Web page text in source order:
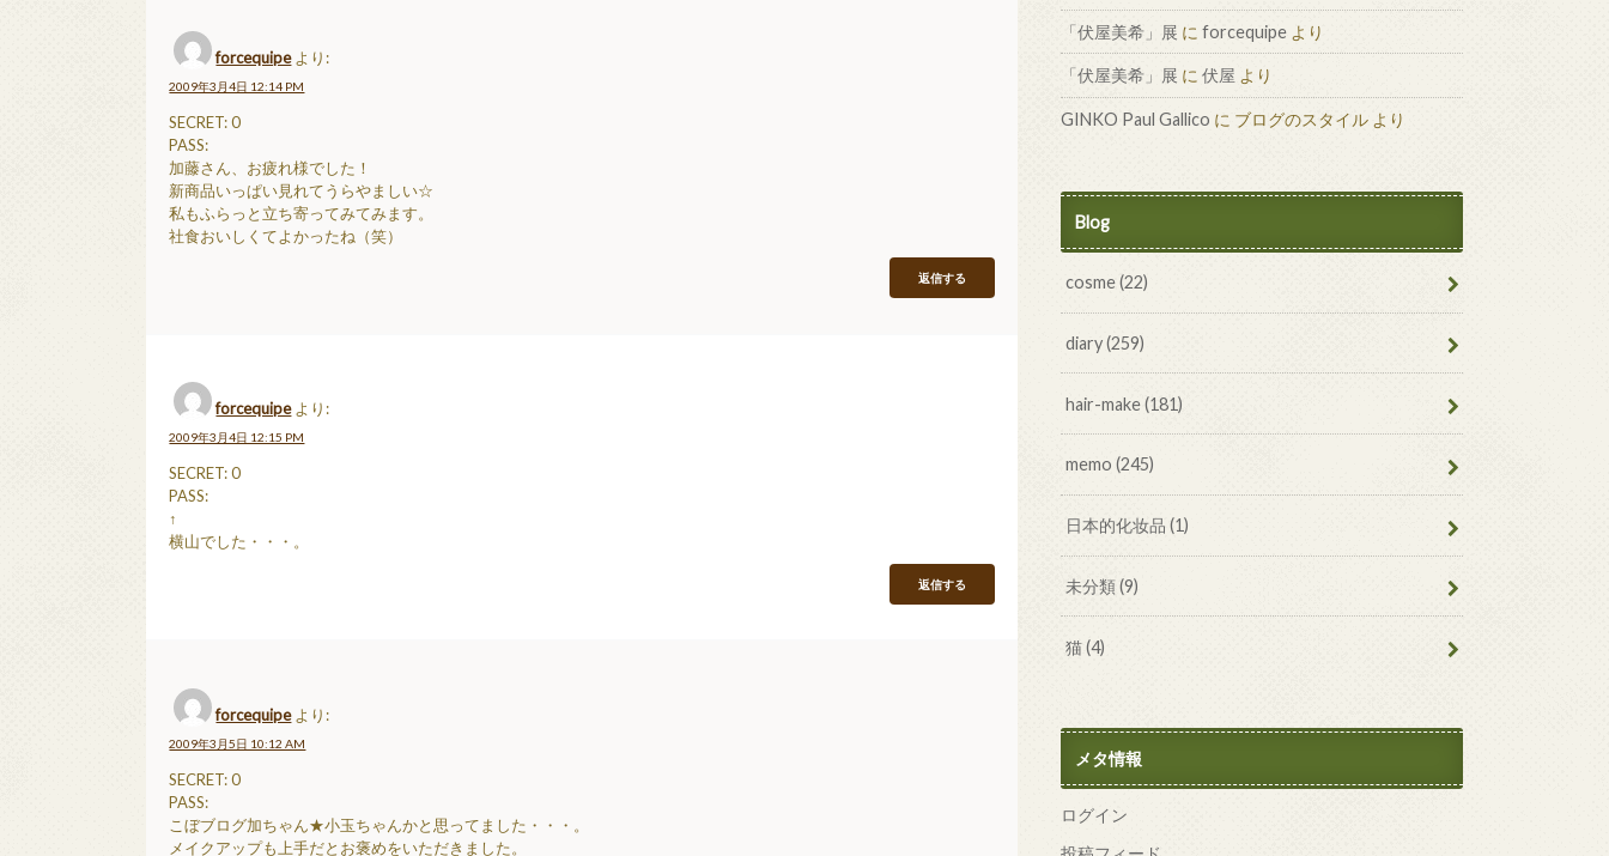
forcequipe より:
2009年3月4日 12:14 PM
SECRET: 0
PASS:
加藤さん、お疲れ様でした！
新商品いっぱい見れてうらやましい☆
私もふらっと立ち寄ってみてみます。
社食おいしくてよかったね（笑）
返信する
forcequipe より:
2009年3月4日 12:15 PM
SECRET: 0
PASS:
↑
横山でした・・・。
返信する
forcequipe より:
2009年3月5日 10:12 AM
SECRET: 0
PASS:
こぼブログ加ちゃん★小玉ちゃんかと思ってました・・・。
メイクアップも上手だとお褒めをいただきました。
「伏屋美希」展 に forcequipe より
「伏屋美希」展 に 伏屋 より
GINKO Paul Gallico に ブログのスタイル より
Blog
cosme(22)
diary(259)
hair-make(181)
memo(245)
日本的化妆品(1)
未分類(9)
猫(4)
メタ情報
ログイン